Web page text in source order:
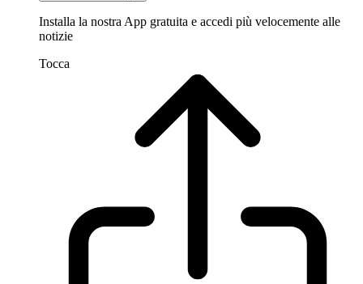
Installa la nostra App gratuita e accedi più velocemente alle
notizie
Tocca